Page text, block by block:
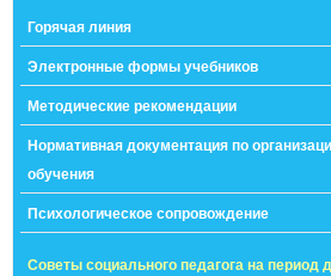
Горячая линия
Электронные формы учебников
Методические рекомендации
Нормативная документация по
обучения
Психологическое сопровождение
Советы социального педагога на период